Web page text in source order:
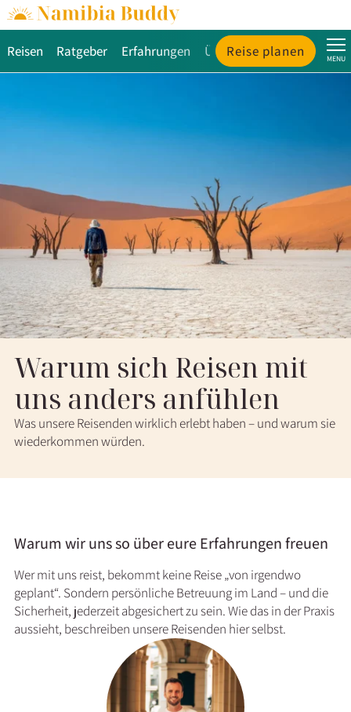
Reisen Ratgeber Erfahrungen Über uns
Reise planen MENU
Warum sich Reisen mit
uns anders anfühlen
Was unsere Reisenden wirklich erlebt haben – und warum sie
wiederkommen würden.
Warum wir uns so über eure Erfahrungen freuen
Wer mit uns reist, bekommt keine Reise „von irgendwo
geplant“. Sondern persönliche Betreuung im Land – und die
Sicherheit, jederzeit abgesichert zu sein. Wie das in der Praxis
aussieht, beschreiben unsere Reisenden hier selbst.